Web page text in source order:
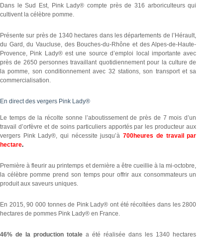
Dans le Sud Est, Pink Lady® compte près de 316 arboriculteurs qui
cultivent la célèbre pomme.
Présente sur près de 1340 hectares dans les départements de l’Hérault,
du Gard, du Vaucluse, des Bouches-du-Rhône et des Alpes-de-Haute-
Provence, Pink Lady® est une source d’emploi local importante avec
près de 2650 personnes travaillant quotidiennement pour la culture de
la pomme, son conditionnement avec 32 stations, son transport et sa
commercialisation.
En direct des vergers Pink Lady®
Le temps de la récolte sonne l’aboutissement de près de 7 mois d’un
travail d’orfèvre et de soins particuliers apportés par les producteur aux
vergers Pink Lady®, qui nécessite jusqu’à700heures de travail par
hectare.
Première à fleurir au printemps et dernière a être cueillie à la mi-octobre,
la célèbre pomme prend son temps pour offrir aux consommateurs un
produit aux saveurs uniques.
En 2015, 90 000 tonnes de Pink Lady® ont été récoltées dans les 2800
hectares de pommes Pink Lady® en France.
46% de la production totale a été réalisée dans les 1340 hectares